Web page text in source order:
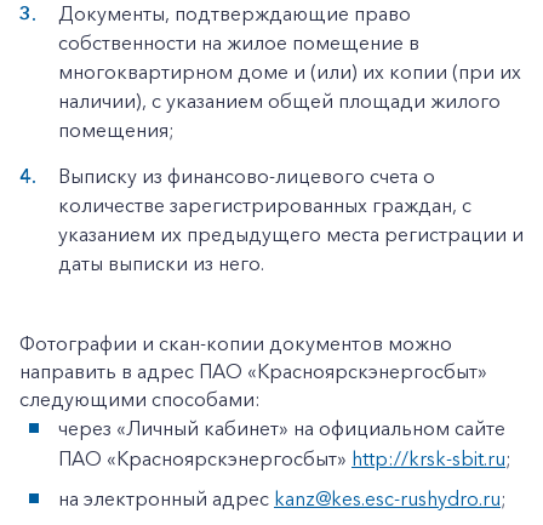
Документы, подтверждающие право
собственности на жилое помещение в
многоквартирном доме и (или) их копии (при их
наличии), с указанием общей площади жилого
помещения;
Выписку из финансово-лицевого счета о
количестве зарегистрированных граждан, с
указанием их предыдущего места регистрации и
даты выписки из него.
Фотографии и скан-копии документов можно
направить в адрес ПАО «Красноярскэнергосбыт»
следующими способами:
через «Личный кабинет» на официальном сайте
ПАО «Красноярскэнергосбыт» http://krsk-sbit.ru;
на электронный адрес kanz@kes.esc-rushydro.ru;